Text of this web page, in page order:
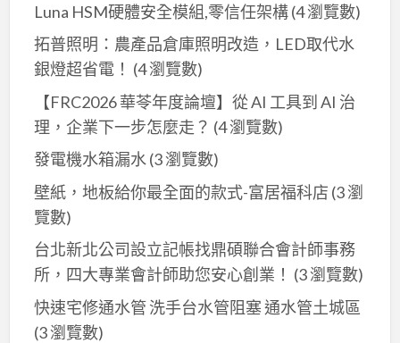
Luna HSM硬體安全模組,零信任架構(4 瀏覽數)
拓普照明：農產品倉庫照明改造，LED取代水
銀燈超省電！ (4 瀏覽數)
【FRC2026 華苓年度論壇】從 AI 工具到 AI 治
理，企業下一步怎麼走？ (4 瀏覽數)
發電機水箱漏水(3 瀏覽數)
壁紙，地板給你最全面的款式-富居福科店 (3 瀏
覽數)
台北新北公司設立記帳找鼎碩聯合會計師事務
所，四大專業會計師助您安心創業！ (3 瀏覽數)
快速宅修通水管 洗手台水管阻塞 通水管土城區
(3 瀏覽數)